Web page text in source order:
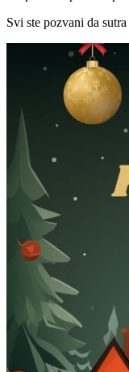
Svi ste pozvani da